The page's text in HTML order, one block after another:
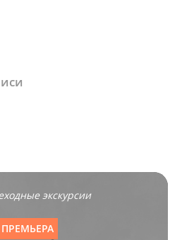
экскурсии
ПРЕМЬЕРА